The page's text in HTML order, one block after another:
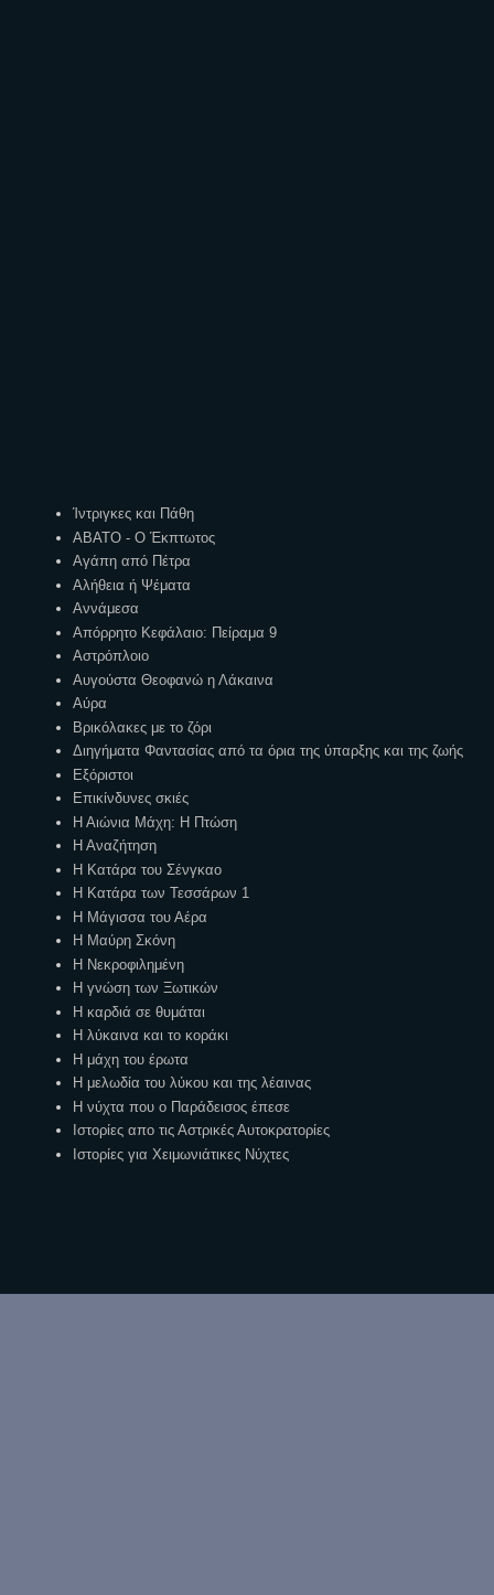
Ίντριγκες και Πάθη
ΑΒΑΤΟ - Ο Έκπτωτος
Αγάπη από Πέτρα
Αλήθεια ή Ψέματα
Αννάμεσα
Απόρρητο Κεφάλαιο: Πείραμα 9
Αστρόπλοιο
Αυγούστα Θεοφανώ η Λάκαινα
Αύρα
Βρικόλακες με το ζόρι
Διηγήματα Φαντασίας από τα όρια της ύπαρξης και της ζωής
Εξόριστοι
Επικίνδυνες σκιές
Η Αιώνια Μάχη: Η Πτώση
Η Αναζήτηση
Η Κατάρα του Σένγκαο
Η Κατάρα των Τεσσάρων 1
Η Μάγισσα του Αέρα
Η Μαύρη Σκόνη
Η Νεκροφιλημένη
Η γνώση των Ξωτικών
Η καρδιά σε θυμάται
Η λύκαινα και το κοράκι
Η μάχη του έρωτα
Η μελωδία του λύκου και της λέαινας
Η νύχτα που ο Παράδεισος έπεσε
Ιστορίες απο τις Αστρικές Αυτοκρατορίες
Ιστορίες για Χειμωνιάτικες Νύχτες